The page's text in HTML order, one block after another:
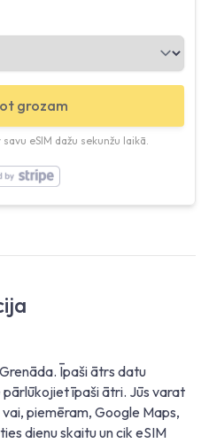
grozam
eSIM dažu sekunžu laikā.
Īpaši ātrs datu
īpaši ātri. Jūs varat
piemēram, Google Maps,
dienu skaitu un cik eSIM